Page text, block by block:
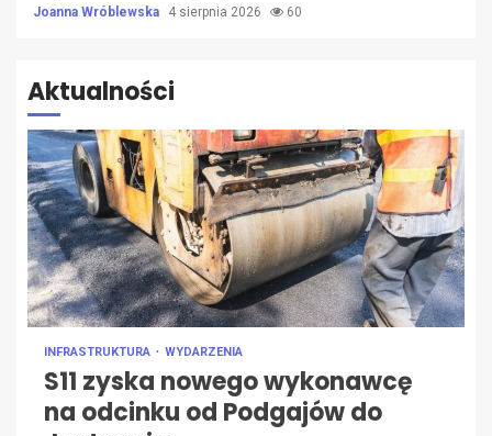
Joanna Wróblewska 4 sierpnia 2026 60
Aktualności
INFRASTRUKTURA WYDARZENIA
S11 zyska nowego wykonawcę
na odcinku od Podgajów do